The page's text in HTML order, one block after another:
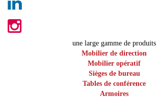
une large gamme de produits
Mobilier de direction
Mobilier opératif
Sièges de bureau
Tables de conférence
Armoires